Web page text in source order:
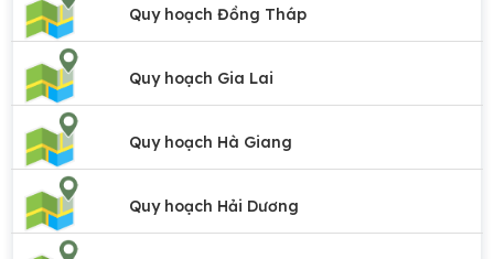
Quy hoạch Đồng Tháp
Quy hoạch Gia Lai
Quy hoạch Hà Giang
Quy hoạch Hải Dương